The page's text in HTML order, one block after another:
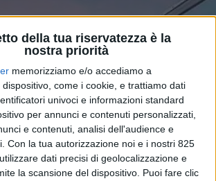
della tua riservatezza è la
nostra priorità
memorizziamo e/o accediamo a
come i cookie, e trattiamo dati
univoci e informazioni standard
per annunci e contenuti personalizzati,
e contenuti, analisi dell'audience e
Con la tua autorizzazione noi e i nostri 825
dati precisi di geolocalizzazione e
la scansione del dispositivo. Puoi fare clic